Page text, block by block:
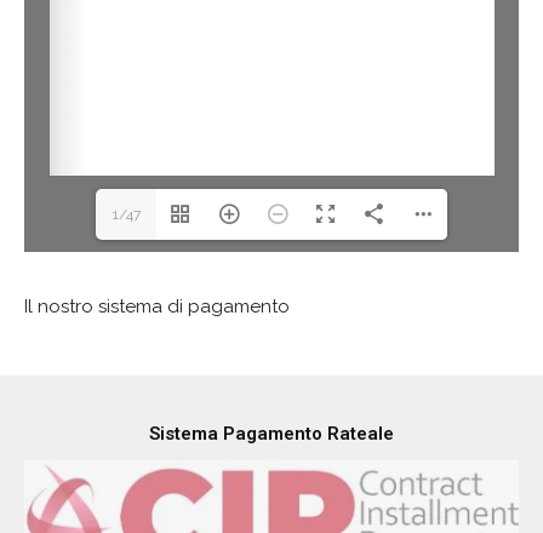
1/47
Il nostro sistema di pagamento
Sistema Pagamento Rateale